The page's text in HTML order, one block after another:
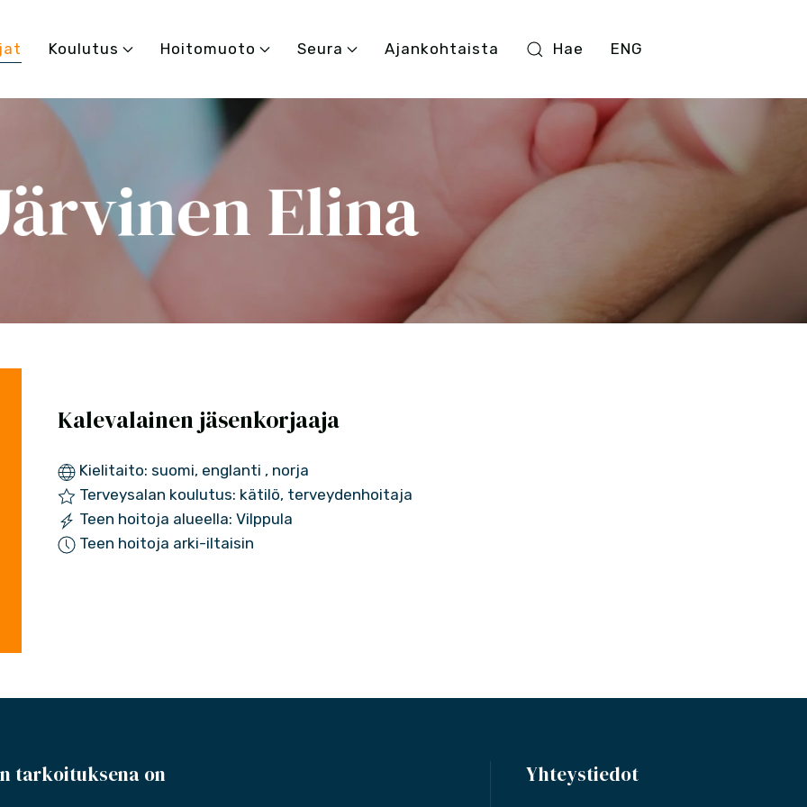
Koulutus Hoitomuoto Seura Ajankohtaista Hae ENG
Elina
Kalevalainen jäsenkorjaaja
Kielitaito: suomi, englanti , norja
Terveysalan koulutus: kätilö, terveydenhoitaja
Teen hoitoja alueella: Vilppula
Teen hoitoja arki-iltaisin
tarkoituksena on Yhteystiedot